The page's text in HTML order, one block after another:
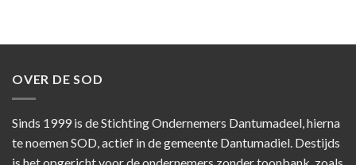
OVER DE SOD
Sinds 1999 is de Stichting Ondernemers Dantumadeel, hierna
te noemen SOD, actief in de gemeente Dantumadiel. Destijds